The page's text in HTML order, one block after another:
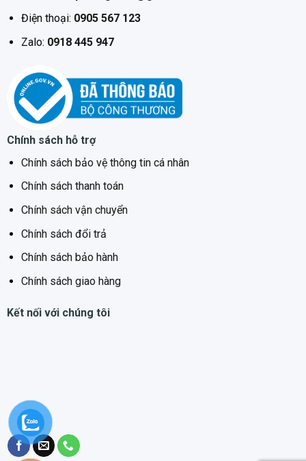
Điện thoại: 0905 567 123
Zalo: 0918 445 947
Chính sách hỗ trợ
Chính sách bảo vệ thông tin cá nhân
Chính sách thanh toán
Chính sách vận chuyển
Chính sách đổi trả
Chính sách bảo hành
Chính sách giao hàng
Kết nối với chúng tôi